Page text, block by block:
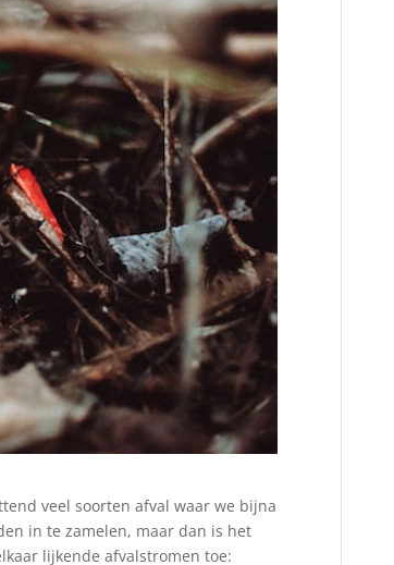
veel soorten afval waar we bijna
in te zamelen, maar dan is het
lijkende afvalstromen toe: